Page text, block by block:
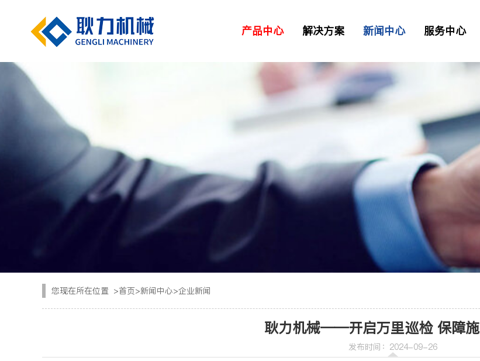
产品中心
产品设备 二衬台车 正品配件
矿用设备 UPS-20JTB混凝土喷射车
UPS-15JT矿用混凝土喷射车
SPB9-T 湿式混凝土喷射机
CYTJ76矿用掘进台车
GKF-60W矿用辅助喷射机械手
湿喷设备
注浆设备
解决方案
> 路桥
> 隧道
> 地下管廊
新闻中心
> 企业新闻
> 行业资讯
> 专题报道
服务中心
> 服务网络
> 常见问题
> 客户培训
> 我要报修
> 荣誉资质
> 工业园区
> 联系我们
您现在所在位置 >首页>新闻中心>企业新闻
耿力机械——开启万里巡检 保障
发布时间：2024-09-26